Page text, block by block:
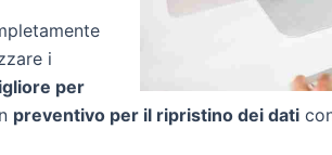
i
per
preventivo per il ripristino dei dati